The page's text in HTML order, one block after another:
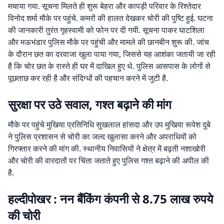
मचाया गया. सूचना मिलते ही शुरू बेहरा और कापड़ी परिवार के रिश्तेदार
विनोद शर्मा मौके पर पहुंचे. कमरों की हालत देखकर चोरी की पुष्टि हुई. घटना
की जानकारी तुरंत गृहस्वामी को फोन पर दी गयी. सूचना पाकर घाटशिला
और मऊभंडार पुलिस मौके पर पहुंची और मामले की छानबीन शुरू की. जांच
के दौरान छत का दरवाजा खुला पाया गया, जिससे यह आशंका जतायी जा रही
है कि चोर छत के रास्ते ही घर में दाखिल हुए थे. पुलिस आसपास के लोगों से
पूछताछ कर रही है और संदिग्धों की पहचान करने में जुटी है.
सुरक्षा पर उठे सवाल, गश्त बढ़ाने की मांग
मौके पर पहुंचे मुखिया प्रतिनिधि सुखलाल हांसदा और उप मुखिया रूपेश दुबे
ने पुलिस प्रशासन से चोरी का जल्द खुलासा करने और अपराधियों को
गिरफ्तार करने की मांग की. स्थानीय निवासियों ने क्षेत्र में बढ़ती नशाखोरी
और चोरी की वारदातों पर चिंता जताते हुए पुलिस गश्त बढ़ाने की अपील की
है.
हल्दीपोखर : नन बैंकिंग कंपनी से 8.75 लाख रुपये
की चोरी